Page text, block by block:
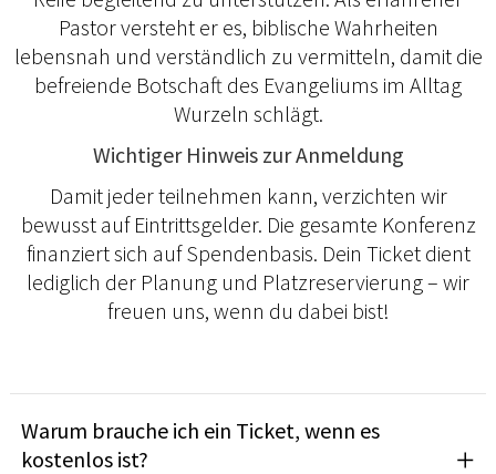
Pastor versteht er es, biblische Wahrheiten
lebensnah und verständlich zu vermitteln, damit die
befreiende Botschaft des Evangeliums im Alltag
Wurzeln schlägt.
Wichtiger Hinweis zur Anmeldung
Damit jeder teilnehmen kann, verzichten wir
bewusst auf Eintrittsgelder. Die gesamte Konferenz
finanziert sich auf Spendenbasis. Dein Ticket dient
lediglich der Planung und Platzreservierung – wir
freuen uns, wenn du dabei bist!
Warum brauche ich ein Ticket, wenn es
kostenlos ist?